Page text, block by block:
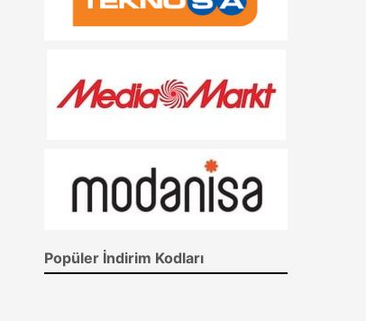
Popüler İndirim Kodları